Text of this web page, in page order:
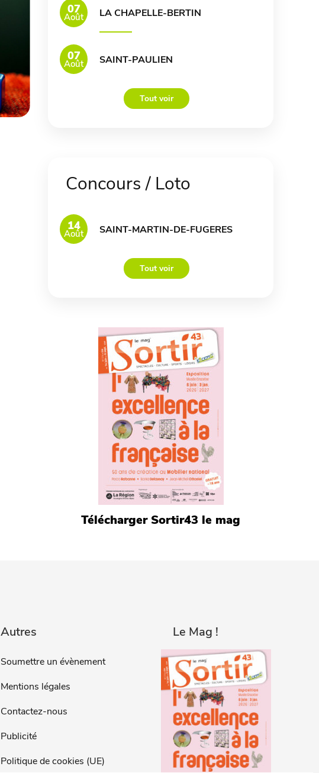
07
Août LA CHAPELLE-BERTIN
07
Août SAINT-PAULIEN
Tout voir
Concours / Loto
14
Août SAINT-MARTIN-DE-FUGERES
Tout voir
Télécharger Sortir43 le mag
Autres
Soumettre un évènement
Mentions légales
Contactez-nous
Publicité
Politique de cookies (UE)
Le Mag !